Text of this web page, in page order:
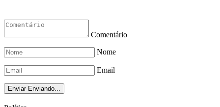
Comentário
Nome
Email
Enviar Enviando...